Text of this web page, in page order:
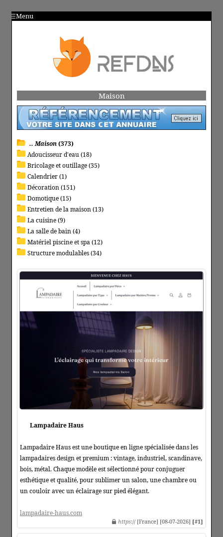
Menu
Maison
.. Maison(373)
Adoucisseur d'eau (18)
Bricolage et outillage (35)
Calendrier (1)
Décoration (151)
Domotique (15)
Entretien de la maison (13)
La cuisine (9)
La salle de bain (4)
Matériel piscine et spa (12)
Structure modulables (34)
Lampadaire Haus
Lampadaire Haus est une boutique en ligne spécialisée dans les
lampadaires design et premium : vintage, industriel, scandinave,
bois, métal. Chaque modèle est sélectionné pour conjuguer
esthétique et qualité, pour sublimer un salon, une chambre ou
un couloir avec un éclairage sur pied élégant.
lampadaire-haus.com
https:// [France] [08-07-2026] [#1]